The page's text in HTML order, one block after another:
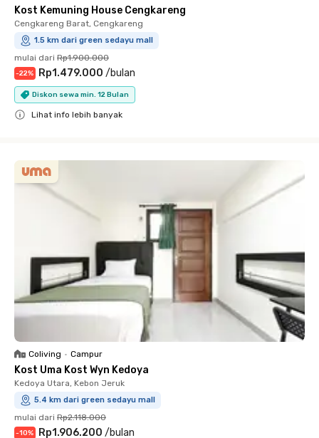
Kost Kemuning House Cengkareng
Cengkareng Barat, Cengkareng
1.5 km dari green sedayu mall
mulai dari Rp1.900.000
-22% Rp1.479.000 /bulan
Diskon sewa min. 12 Bulan
Lihat info lebih banyak
Coliving • Campur
Kost Uma Kost Wyn Kedoya
Kedoya Utara, Kebon Jeruk
5.4 km dari green sedayu mall
mulai dari Rp2.118.000
-10% Rp1.906.200 /bulan